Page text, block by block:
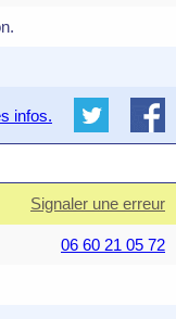
infos.
Signaler une erreur
06 60 21 05 72